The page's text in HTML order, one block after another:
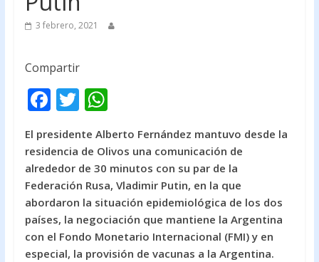
3 febrero, 2021
Compartir
F
ac
e
b
o
o
k
T
itt
er
W
h
at
s
A
p
p
El presidente Alberto Fernández mantuvo desde la
residencia de Olivos una comunicación de
alrededor de 30 minutos con su par de la
Federación Rusa, Vladimir Putin, en la que
abordaron la situación epidemiológica de los dos
países, la negociación que mantiene la Argentina
con el Fondo Monetario Internacional (FMI) y en
especial, la provisión de vacunas a la Argentina.